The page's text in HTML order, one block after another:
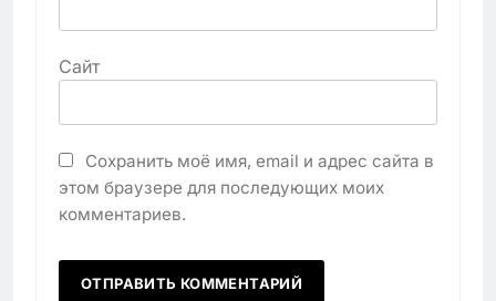
Сайт
Сохранить моё имя, email и адрес сайта в
этом браузере для последующих моих
комментариев.